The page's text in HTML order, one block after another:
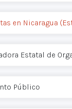
en Nicaragua
Estatal de
Público